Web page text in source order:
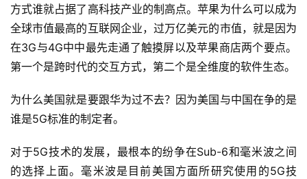
方式谁就占据了高科技产业的制高点。苹果为什么可以成为
全球市值最高的互联网企业，过万亿美元的市值，就是因为
在3G与4G中中最先走通了触摸屏以及苹果商店两个要点。
第一个是跨时代的交互方式，第二个是全维度的软件生态。
为什么美国就是要跟华为过不去？因为美国与中国在争的是
谁是5G标准的制定者。
对于5G技术的发展，最根本的纷争在Sub-6和毫米波之间
的选择上面。毫米波是目前美国方面所研究使用的5G技